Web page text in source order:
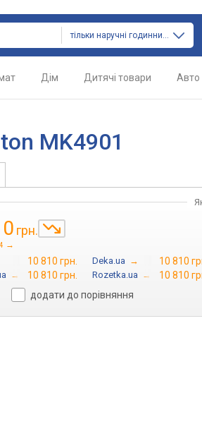
тільки наручні годинники
Дім Дитячі товари Авто
MK4901
грн.
4 →
10 810 грн. Deka.ua → 10 810
→ 10 810 грн. Rozetka.ua →
10 810
додати до порівняння